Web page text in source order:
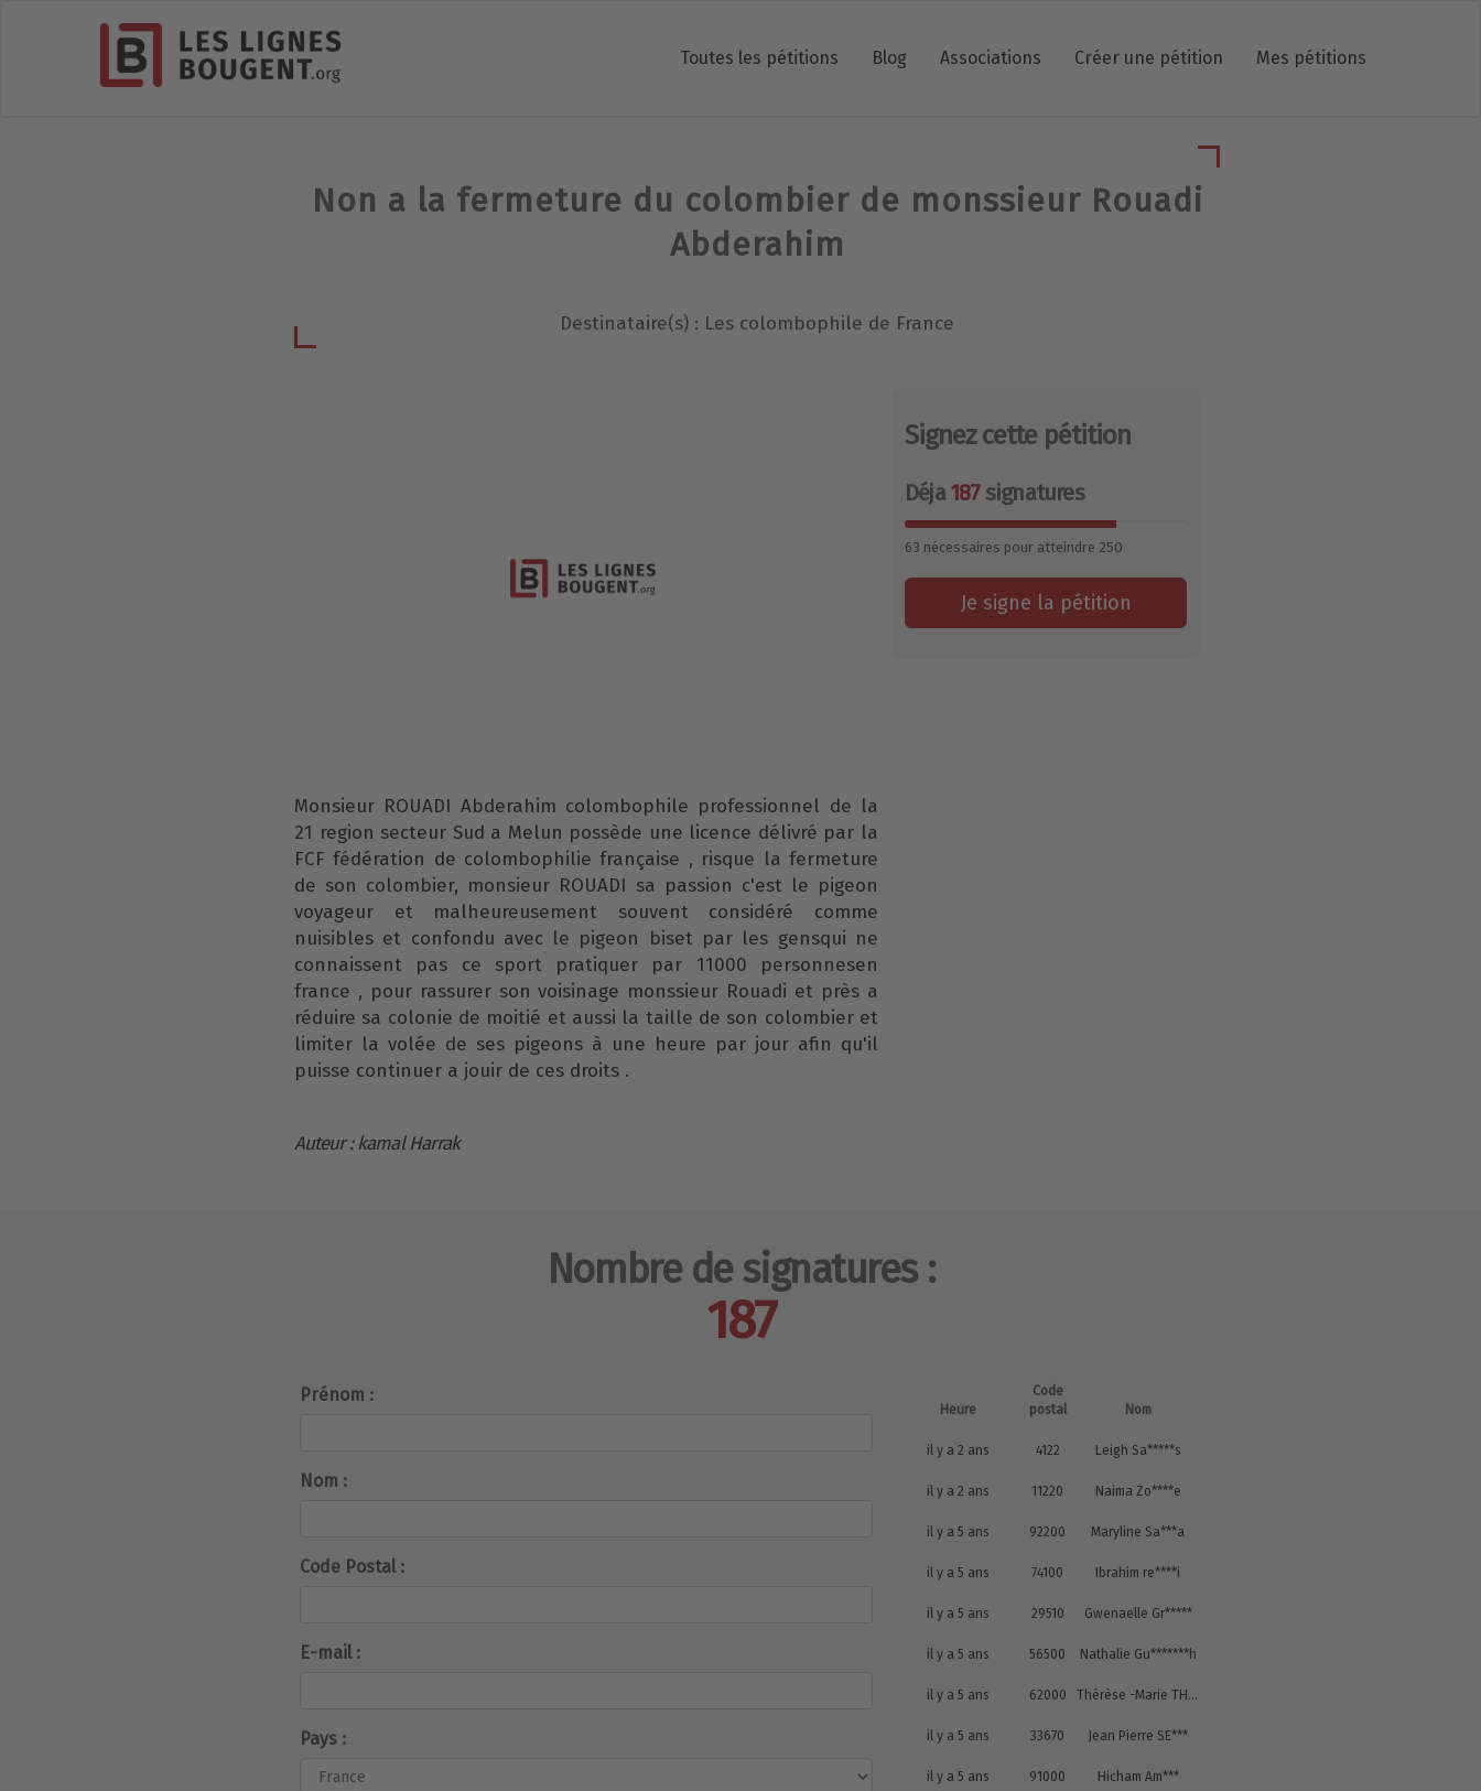
Toutes les pétitions Blog Associations Créer une pétition Mes pétitions
Non a la fermeture du colombier de monssieur Rouadi
Abderahim
Destinataire(s) : Les colombophile de France
Monsieur ROUADI Abderahim colombophile professionnel de la
21 region secteur Sud a Melun possède une licence délivré par la
FCF fédération de colombophilie française , risque la fermeture
de son colombier, monsieur ROUADI sa passion c'est le pigeon
voyageur et malheureusement souvent considéré comme
nuisibles et confondu avec le pigeon biset par les gensqui ne
connaissent pas ce sport pratiquer par 11000 personnesen
france , pour rassurer son voisinage monssieur Rouadi et près a
réduire sa colonie de moitié et aussi la taille de son colombier et
limiter la volée de ses pigeons à une heure par jour afin qu'il
puisse continuer a jouir de ces droits .
Auteur : kamal Harrak
Signez cette pétition
Déja187signatures
63 nécessaires pour atteindre 250
Je signe la pétition
Nombre de signatures :
187
Prénom :
Nom :
Code Postal :
E-mail :
Pays :
Heure
Code
postal
Nom
il y a 2 ans 4122 Leigh Sa*****s
il y a 2 ans 11220 Naima Zo****e
il y a 5 ans 92200 Maryline Sa***a
il y a 5 ans 74100 Ibrahim re****i
il y a 5 ans 29510 Gwenaelle Gr*****
il y a 5 ans 56500 Nathalie Gu*******h
il y a 5 ans 62000 Thérèse -Marie TH***S
il y a 5 ans 33670 Jean Pierre SE***
il y a 5 ans 91000 Hicham Am***